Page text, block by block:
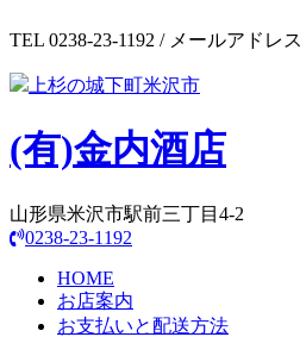
TEL 0238-23-1192 / メールアドレス
上杉の城下町米沢市
(有)金内酒店
山形県米沢市駅前三丁目4-2
0238-23-1192
HOME
お店案内
お支払いと配送方法